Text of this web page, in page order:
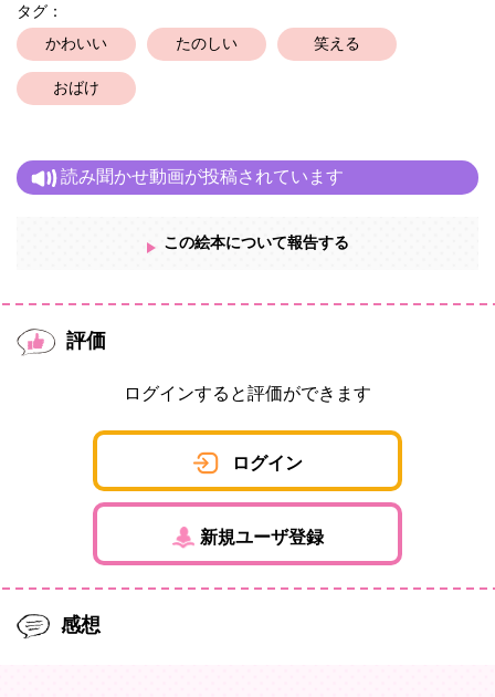
タグ：
かわいい たのしい 笑える
おばけ
読み聞かせ動画が投稿されています
この絵本について報告する
評価
ログインすると評価ができます
ログイン
新規ユーザ登録
感想